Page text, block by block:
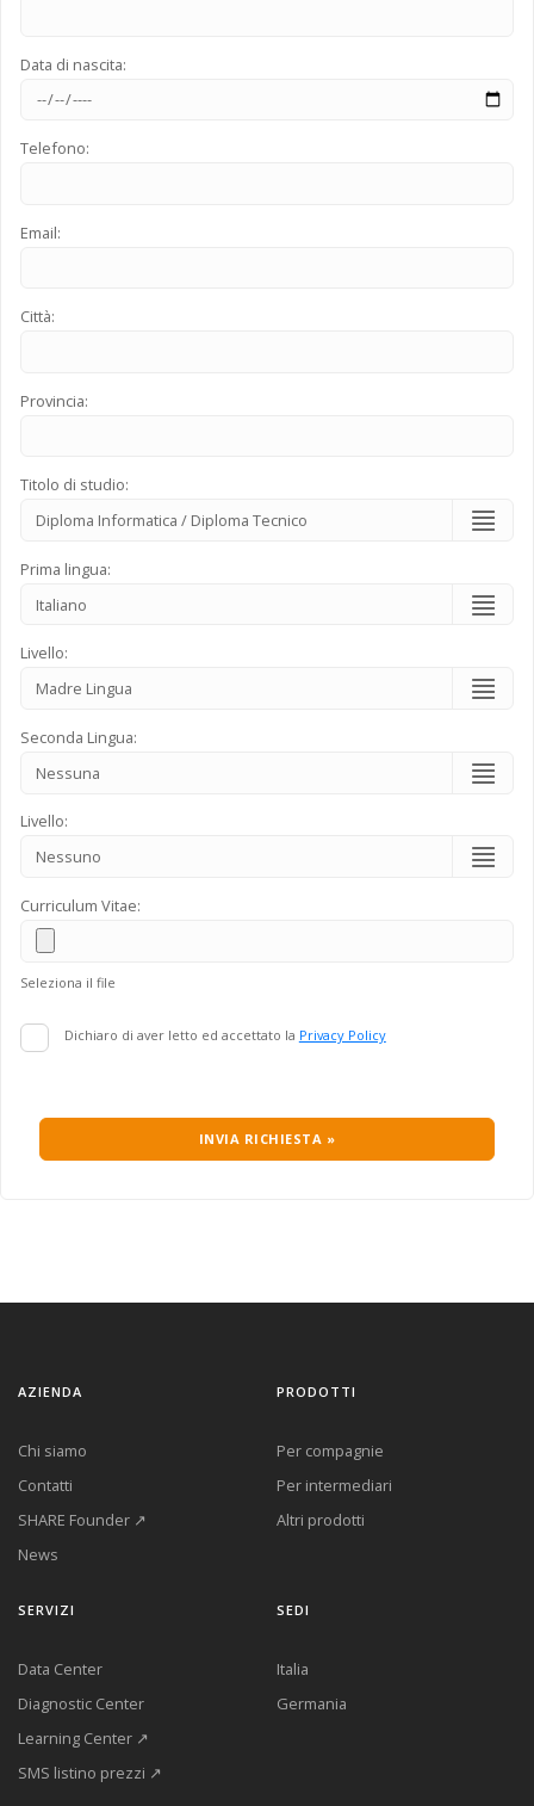
Data di nascita:
Telefono:
Email:
Città:
Provincia:
Titolo di studio:
Prima lingua:
Livello:
Seconda Lingua:
Livello:
Curriculum Vitae:
Seleziona il file
Dichiaro di aver letto ed accettato la Privacy Policy
INVIA RICHIESTA »
AZIENDA
Chi siamo
Contatti
SHARE Founder ↗
News
PRODOTTI
Per compagnie
Per intermediari
Altri prodotti
SERVIZI
Data Center
Diagnostic Center
Learning Center ↗
SMS listino prezzi ↗
SEDI
Italia
Germania